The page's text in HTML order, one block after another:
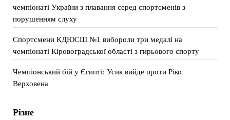
чемпіонаті України з плавання серед спортсменів з
порушенням слуху
Спортсмени КДЮСШ №1 вибороли три медалі на
чемпіонаті Кіровоградської області з гирьового спорту
Чемпіонський бій у Єгипті: Усик вийде проти Ріко
Верховена
Різне